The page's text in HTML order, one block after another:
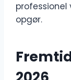
professionel
opgør.